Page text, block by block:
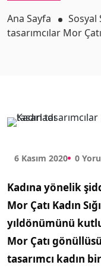
Ana Sayfa
tasarımcılar Mor
6 Kasım 2020 0
Kadına yönelik
Mor Çatı Kadın
yıldönümünü
Mor Çatı
tasarımcı kadın